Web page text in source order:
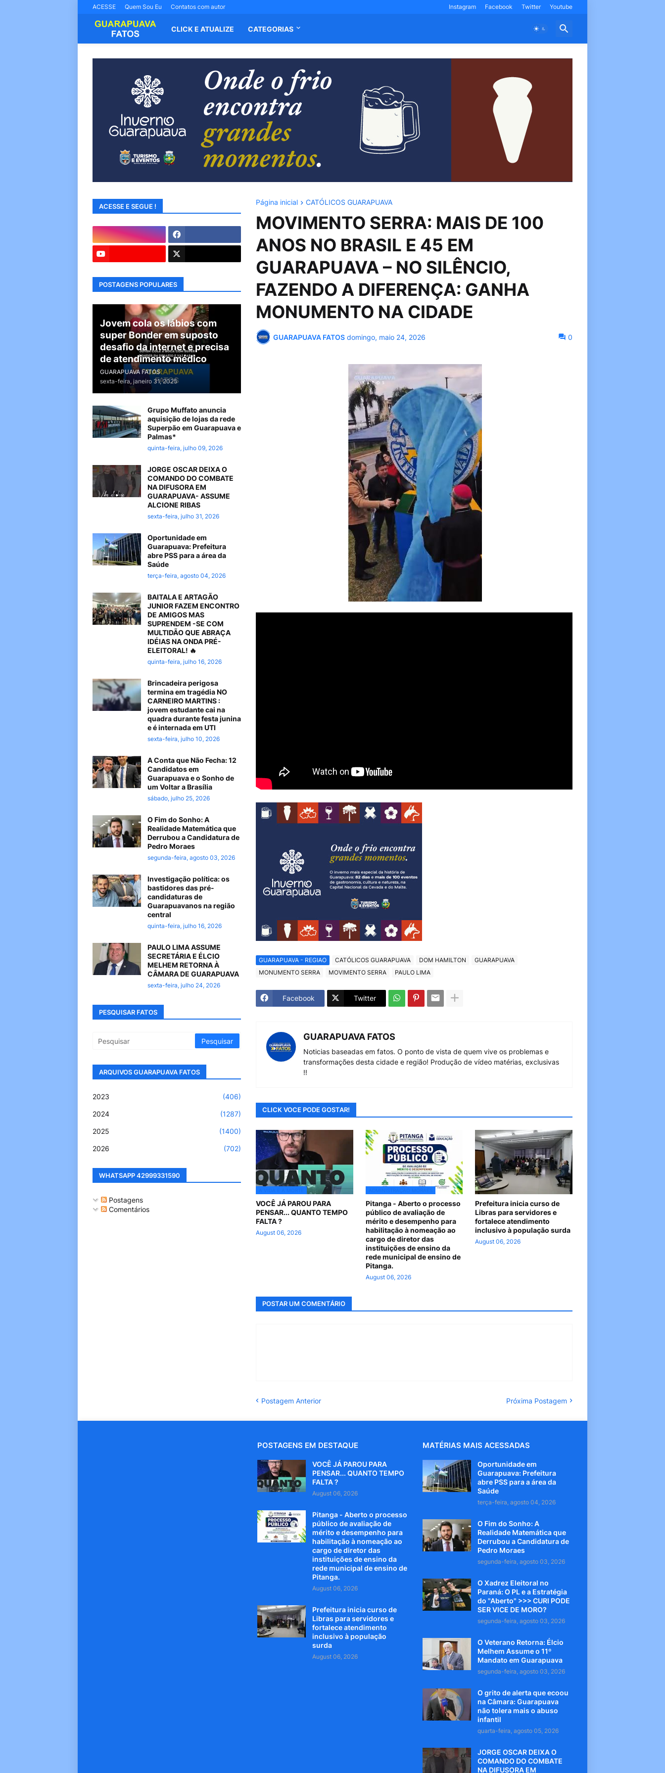
ACESSE Quem Sou Eu Contatos com autor Instagram Facebook Twitter Youtube
CLICK E ATUALIZE CATEGORIAS
Página inicial CATÓLICOS GUARAPUAVA
MOVIMENTO SERRA: MAIS DE 100
ANOS NO BRASIL E 45 EM
GUARAPUAVA – NO SILÊNCIO,
FAZENDO A DIFERENÇA: GANHA
MONUMENTO NA CIDADE
GUARAPUAVA FATOS domingo, maio 24, 2026 0
GUARAPUAVA - REGIAO CATÓLICOS GUARAPUAVA DOM HAMILTON
GUARAPUAVA
MONUMENTO SERRA
MOVIMENTO SERRA PAULO LIMA
Facebook Twitter
GUARAPUAVA FATOS
Noticias baseadas em fatos. O ponto de vista de quem vive os problemas e
transformações desta cidade e região! Produção de vídeo matérias, exclusivas
!!
CLICK VOCE PODE GOSTAR!
VOCÊ JÁ PAROU PARA
PENSAR... QUANTO TEMPO
FALTA ?
August 06, 2026
Pitanga - Aberto o processo
público de avaliação de
mérito e desempenho para
habilitação à nomeação ao
cargo de diretor das
instituições de ensino da
rede municipal de ensino de
Pitanga.
August 06, 2026
Prefeitura inicia curso de
Libras para servidores e
fortalece atendimento
inclusivo à população surda
August 06, 2026
POSTAR UM COMENTÁRIO
Postagem Anterior Próxima Postagem
ACESSE E SEGUE !
POSTAGENS POPULARES
Jovem cola os lábios com
super Bonder em suposto
desafio da internet e precisa
de atendimento médico
GUARAPUAVA FATOS
sexta-feira, janeiro 31, 2025
Grupo Muffato anuncia
aquisição de lojas da rede
Superpão em Guarapuava e
Palmas*
quinta-feira, julho 09, 2026
JORGE OSCAR DEIXA O
COMANDO DO COMBATE
NA DIFUSORA EM
GUARAPUAVA- ASSUME
ALCIONE RIBAS
sexta-feira, julho 31, 2026
Oportunidade em
Guarapuava: Prefeitura
abre PSS para a área da
Saúde
terça-feira, agosto 04, 2026
BAITALA E ARTAGÃO
JUNIOR FAZEM ENCONTRO
DE AMIGOS MAS
SUPRENDEM -SE COM
MULTIDÃO QUE ABRAÇA
IDÉIAS NA ONDA PRÉ-
ELEITORAL! 🔥
quinta-feira, julho 16, 2026
Brincadeira perigosa
termina em tragédia NO
CARNEIRO MARTINS :
jovem estudante cai na
quadra durante festa junina
e é internada em UTI
sexta-feira, julho 10, 2026
A Conta que Não Fecha: 12
Candidatos em
Guarapuava e o Sonho de
um Voltar a Brasília
sábado, julho 25, 2026
O Fim do Sonho: A
Realidade Matemática que
Derrubou a Candidatura de
Pedro Moraes
segunda-feira, agosto 03, 2026
Investigação política: os
bastidores das pré-
candidaturas de
Guarapuavanos na região
central
quinta-feira, julho 16, 2026
PAULO LIMA ASSUME
SECRETÁRIA E ÉLCIO
MELHEM RETORNA À
CÂMARA DE GUARAPUAVA
sexta-feira, julho 24, 2026
PESQUISAR FATOS
ARQUIVOS GUARAPUAVA FATOS
2023 (406)
2024 (1287)
2025 (1400)
2026 (702)
WHATSAPP 42999331590
Postagens
Comentários
POSTAGENS EM DESTAQUE
VOCÊ JÁ PAROU PARA
PENSAR... QUANTO TEMPO
FALTA ?
August 06, 2026
Pitanga - Aberto o processo
público de avaliação de
mérito e desempenho para
habilitação à nomeação ao
cargo de diretor das
instituições de ensino da
rede municipal de ensino de
Pitanga.
August 06, 2026
Prefeitura inicia curso de
Libras para servidores e
fortalece atendimento
inclusivo à população
surda
August 06, 2026
MATÉRIAS MAIS ACESSADAS
Oportunidade em
Guarapuava: Prefeitura
abre PSS para a área da
Saúde
terça-feira, agosto 04, 2026
O Fim do Sonho: A
Realidade Matemática que
Derrubou a Candidatura de
Pedro Moraes
segunda-feira, agosto 03, 2026
O Xadrez Eleitoral no
Paraná: O PL e a Estratégia
do "Aberto" >>> CURI PODE
SER VICE DE MORO?
segunda-feira, agosto 03, 2026
O Veterano Retorna: Élcio
Melhem Assume o 11º
Mandato em Guarapuava
segunda-feira, agosto 03, 2026
O grito de alerta que ecoou
na Câmara: Guarapuava
não tolera mais o abuso
infantil
quarta-feira, agosto 05, 2026
JORGE OSCAR DEIXA O
COMANDO DO COMBATE
NA DIFUSORA EM